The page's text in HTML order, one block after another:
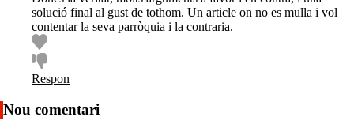
solució final al gust de tothom. Un article on no es mulla i vol
contentar la seva parròquia i la contraria.
Respon
Nou comentari